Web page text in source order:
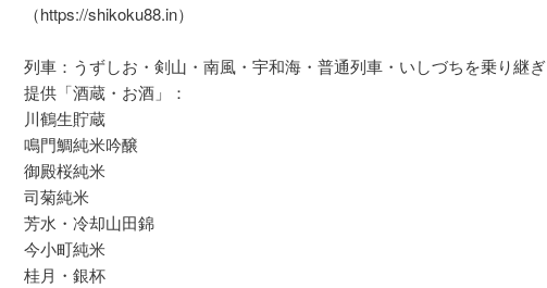
（https://shikoku88.in）
列車：うずしお・剣山・南風・宇和海・普通列車・いしづちを乗り継ぎ
提供「酒蔵・お酒」：
川鶴生貯蔵
鳴門鯛純米吟醸
御殿桜純米
司菊純米
芳水・冷却山田錦
今小町純米
桂月・銀杯